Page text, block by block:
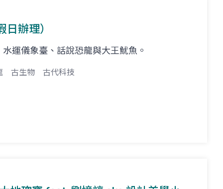
辦理）
運儀象臺、話說恐龍與大王魷魚。
古生物 古代科技